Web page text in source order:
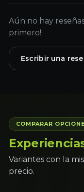
Aún no hay
primero!
Escribir una
COMPARAR
Variantes con la
precio.